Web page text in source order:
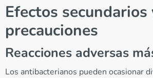
Efectos secundarios
precauciones
Reacciones adversas
Los antibacterianos pueden ocasionar